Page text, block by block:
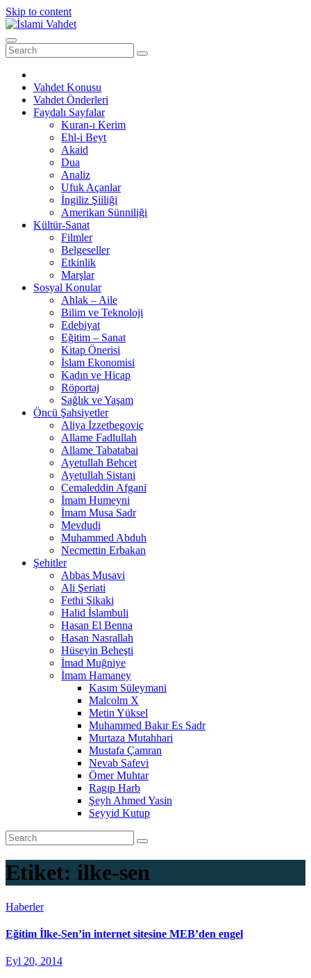
Skip to content
Vahdet Konusu
Vahdet Önderleri
Faydalı Sayfalar
Kuran-ı Kerim
Ehl-i Beyt
Akaid
Dua
Analiz
Ufuk Açanlar
İngiliz Şiiliği
Amerikan Sünniliği
Kültür-Sanat
Filmler
Belgeseller
Etkinlik
Marşlar
Sosyal Konular
Ahlak – Aile
Bilim ve Teknoloji
Edebiyat
Eğitim – Sanat
Kitap Önerisi
İslam Ekonomisi
Kadın ve Hicap
Röportaj
Sağlık ve Yaşam
Öncü Şahsiyetler
Aliya İzzetbegoviç
Allame Fadlullah
Allame Tabatabai
Ayetullah Behcet
Ayetullah Sistani
Cemaleddin Afgani
İmam Humeyni
İmam Musa Sadr
Mevdudi
Muhammed Abduh
Necmettin Erbakan
Şehitler
Abbas Musavi
Ali Şeriati
Fethi Şikaki
Halid İslambuli
Hasan El Benna
Hasan Nasrallah
Hüseyin Beheşti
İmad Muğniye
İmam Hamaney
Kasım Süleymani
Malcolm X
Metin Yüksel
Muhammed Bakır Es Sadr
Murtaza Mutahhari
Mustafa Çamran
Nevab Safevi
Ömer Muhtar
Ragıp Harb
Şeyh Ahmed Yasin
Seyyid Kutup
Etiket: ilke-sen
Haberler
Eğitim İlke-Sen’in internet sitesine MEB’den engel
Eyl 20, 2014